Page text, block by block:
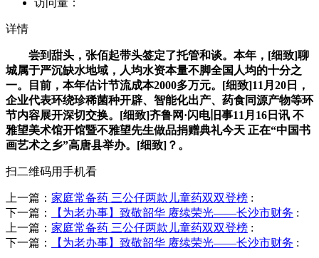
访问量：
详情
尝到甜头，张佰起带头签定了托管和谈。本年，[细致]聊
城属于严沉缺水地域，人均水资本量不脚全国人均的十分之
一。目前，本年估计节流成本2000多万元。[细致]11月20日，
企业代表环绕珍稀菌种开辟、智能化出产、药食同源产物等环
节内容展开深切交换。[细致]齐鲁网·闪电旧事11月16日讯 不
雅望美术馆开馆暨不雅望先生做品捐赠典礼今天 正在“中国书
画艺术之乡”高唐县举办。[细致]？。
扫二维码用手机看
上一篇： 家庭常备药 三公仔两款儿童药双双登榜 :
下一篇：
【为老办事】致敬韶华 赓续荣光——长沙市财务 :
上一篇： 家庭常备药 三公仔两款儿童药双双登榜 :
下一篇：
【为老办事】致敬韶华 赓续荣光——长沙市财务 :